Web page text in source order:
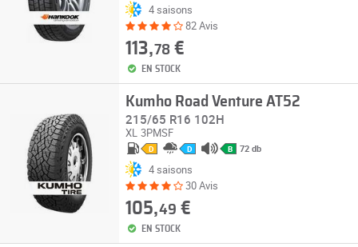
4 saisons
82 Avis
113,78€
EN STOCK
Kumho Road Venture AT52
215/65 R16 102H
XL 3PMSF
D D B 72 db
4 saisons
30 Avis
105,49 €
EN STOCK